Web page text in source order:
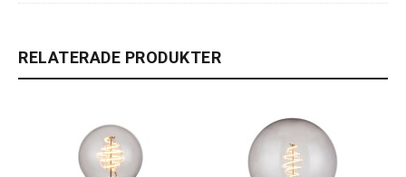
RELATERADE PRODUKTER